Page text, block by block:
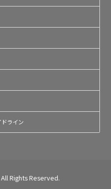
ライン
Rights Reserved.